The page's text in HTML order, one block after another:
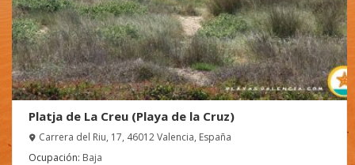
Platja de La Creu (Playa de la Cruz)
Carrera del Riu, 17, 46012 Valencia, España
Ocupación: Baja